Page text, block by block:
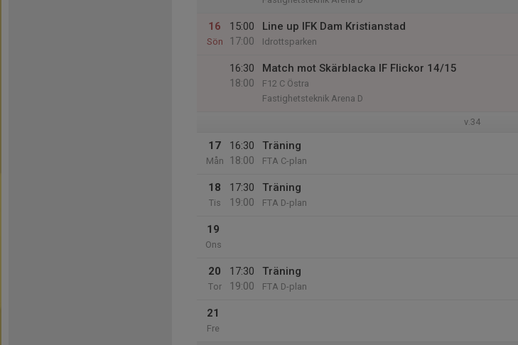
16
Sön
15:00
17:00
Line up IFK Dam Kristianstad
Idrottsparken
16:30
18:00
Match mot Skärblacka IF Flickor 14/15
F12 C Östra
Fastighetsteknik Arena D
v.34
17
Mån
16:30
18:00
Träning
FTA C-plan
18
Tis
17:30
19:00
Träning
FTA D-plan
19
Ons
20
Tor
17:30
19:00
Träning
FTA D-plan
21
Fre